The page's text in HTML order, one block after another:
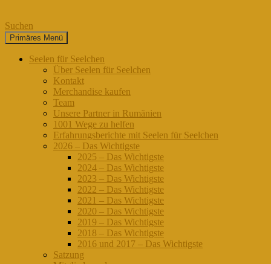
Seelen für Seelchen
Suchen
Primäres Menü
Seelen für Seelchen
Über Seelen für Seelchen
Kontakt
Merchandise kaufen
Team
Unsere Partner in Rumänien
1001 Wege zu helfen
Erfahrungsberichte mit Seelen für Seelchen
2026 – Das Wichtigste
2025 – Das Wichtigste
2024 – Das Wichtigste
2023 – Das Wichtigste
2022 – Das Wichtigste
2021 – Das Wichtigste
2020 – Das Wichtigste
2019 – Das Wichtigste
2018 – Das Wichtigste
2016 und 2017 – Das Wichtigste
Satzung